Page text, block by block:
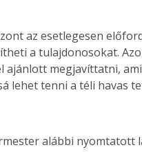
természet
az esetlegesen
a tulajdonosokat.
ajánlott megjavíttatni,
lehet tenni a téli havas
alábbi nyomtatott